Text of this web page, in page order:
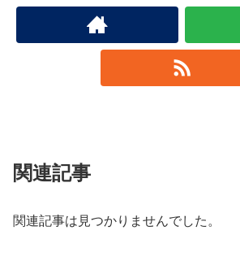
関連記事
関連記事は見つかりませんでした。